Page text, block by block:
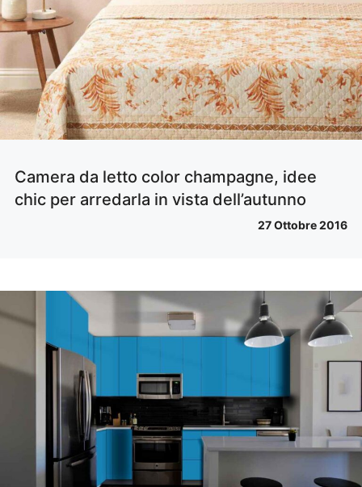
Camera da letto color champagne, idee
chic per arredarla in vista dell’autunno
27 Ottobre 2016